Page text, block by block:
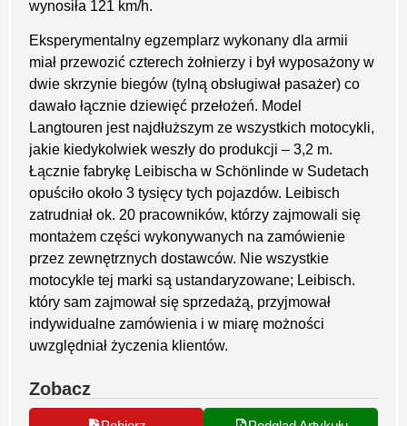
wynosiła 121 km/h.
Eksperymentalny egzemplarz wykonany dla armii
miał przewozić czterech żołnierzy i był wyposażony w
dwie skrzynie biegów (tylną obsługiwał pasażer) co
dawało łącznie dziewięć przełożeń. Model
Langtouren jest najdłuższym ze wszystkich motocykli,
jakie kiedykolwiek weszły do produkcji – 3,2 m.
Łącznie fabrykę Leibischa w Schönlinde w Sudetach
opuściło około 3 tysięcy tych pojazdów. Leibisch
zatrudniał ok. 20 pracowników, którzy zajmowali się
montażem części wykonywanych na zamówienie
przez zewnętrznych dostawców. Nie wszystkie
motocykle tej marki są ustandaryzowane; Leibisch.
który sam zajmował się sprzedażą, przyjmował
indywidualne zamówienia i w miarę możności
uwzględniał życzenia klientów.
Zobacz